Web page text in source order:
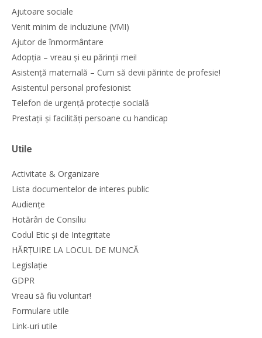
Ajutoare sociale
Venit minim de incluziune (VMI)
Ajutor de înmormântare
Adopția – vreau și eu părinții mei!
Asistență maternală – Cum să devii părinte de profesie!
Asistentul personal profesionist
Telefon de urgență protecție socială
Prestații și facilități persoane cu handicap
Utile
Activitate & Organizare
Lista documentelor de interes public
Audiențe
Hotărâri de Consiliu
Codul Etic și de Integritate
HĂRȚUIRE LA LOCUL DE MUNCĂ
Legislație
GDPR
Vreau să fiu voluntar!
Formulare utile
Link-uri utile